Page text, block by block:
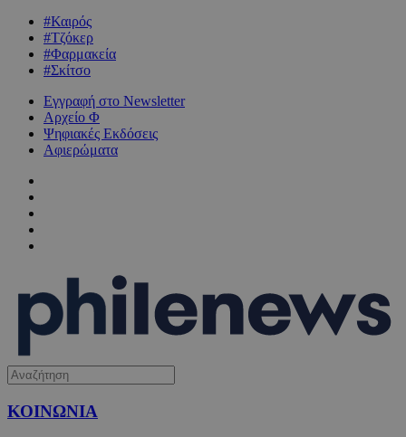
#Καιρός
#Τζόκερ
#Φαρμακεία
#Σκίτσο
Εγγραφή στο Newsletter
Αρχείο Φ
Ψηφιακές Εκδόσεις
Αφιερώματα
ΚΟΙΝΩΝΙΑ